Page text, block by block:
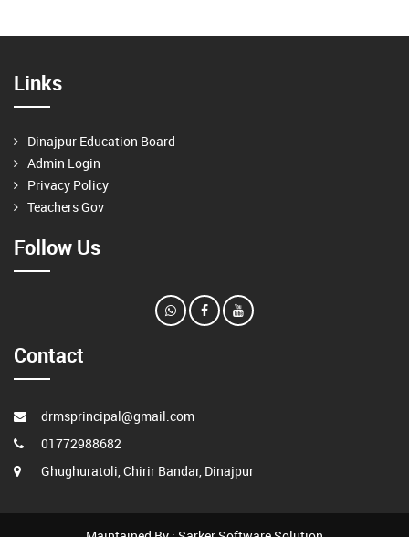
Links
Dinajpur Education Board
Admin Login
Privacy Policy
Teachers Gov
Follow Us
Contact
drmsprincipal@gmail.com
01772988682
Ghughuratoli, Chirir Bandar, Dinajpur